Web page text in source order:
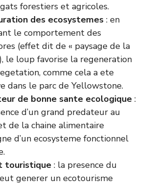
forestiers et agricoles.
des ecosystemes : en
le comportement des
(effet dit de « paysage de la
le loup favorise la regeneration
comme cela a ete
dans le parc de Yellowstone.
de bonne sante ecologique :
d’un grand predateur au
de la chaine alimentaire
d’un ecosysteme fonctionnel
touristique : la presence du
generer un ecotourisme